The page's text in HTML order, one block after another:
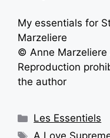
My essentials for
Marzeliere
© Anne
Reproduction
the author
Les Essentiels